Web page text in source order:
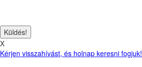
X
Kérjen visszahívást, és holnap keresni fogjuk!